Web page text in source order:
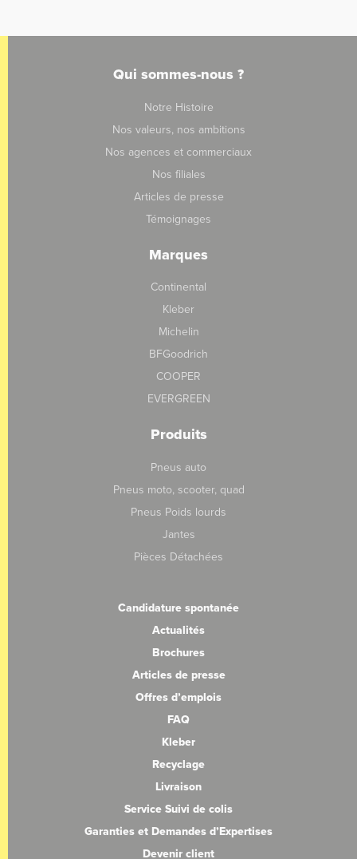
Qui sommes-nous ?
Notre Histoire
Nos valeurs, nos ambitions
Nos agences et commerciaux
Nos filiales
Articles de presse
Témoignages
Marques
Continental
Kleber
Michelin
BFGoodrich
COOPER
EVERGREEN
Produits
Pneus auto
Pneus moto, scooter, quad
Pneus Poids lourds
Jantes
Pièces Détachées
Candidature spontanée
Actualités
Brochures
Articles de presse
Offres d’emplois
FAQ
Kleber
Recyclage
Livraison
Service Suivi de colis
Garanties et Demandes d’Expertises
Devenir client